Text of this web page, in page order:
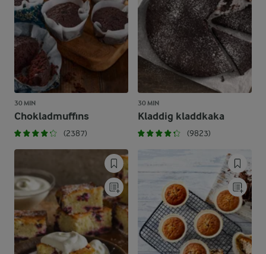
30 MIN
Chokladmuffins
(2387)
30 MIN
Kladdig kladdkaka
(9823)